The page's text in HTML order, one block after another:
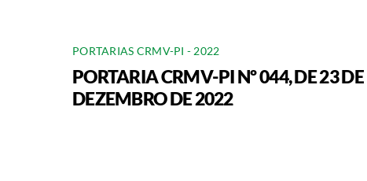
PORTARIAS CRMV-PI - 2022
PORTARIA CRMV-PI Nº 044, DE 23 DE
DEZEMBRO DE 2022